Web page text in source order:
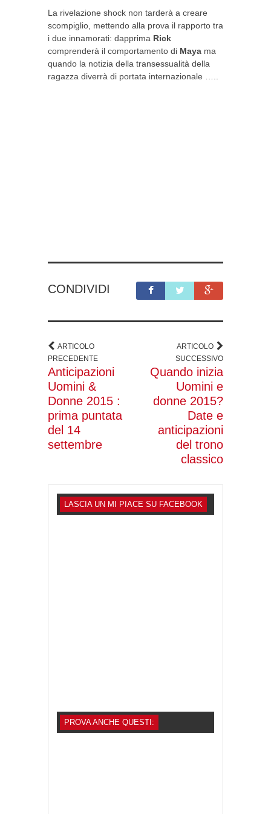
La rivelazione shock non tarderà a creare
scompiglio, mettendo alla prova il rapporto tra
i due innamorati: dapprima Rick
comprenderà il comportamento di Maya ma
quando la notizia della transessualità della
ragazza diverrà di portata internazionale …..
CONDIVIDI
ARTICOLO
PRECEDENTE
Anticipazioni
Uomini &
Donne 2015 :
prima puntata
del 14
settembre
ARTICOLO
SUCCESSIVO
Quando inizia
Uomini e
donne 2015?
Date e
anticipazioni
del trono
classico
LASCIA UN MI PIACE SU FACEBOOK
PROVA ANCHE QUESTI: